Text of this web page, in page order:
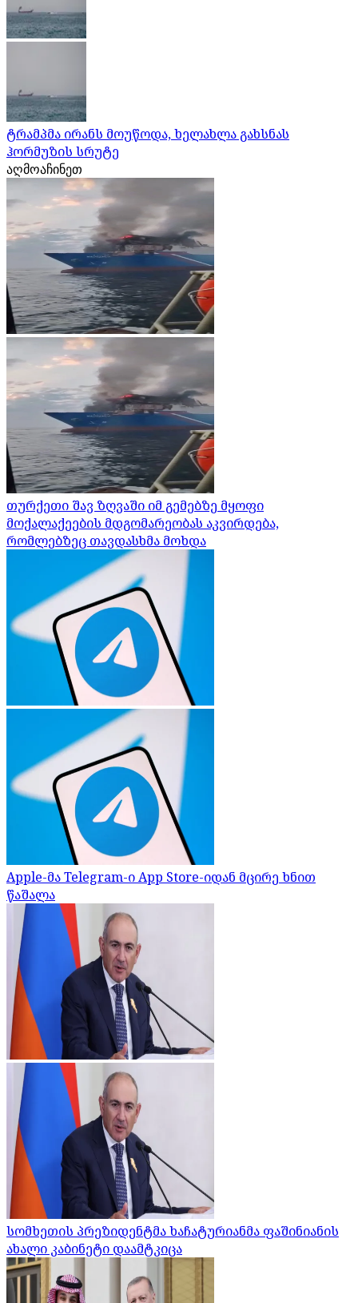
ტრამპმა ირანს მოუწოდა, ხელახლა გახსნას
ჰორმუზის სრუტე
აღმოაჩინეთ
თურქეთი შავ ზღვაში იმ გემებზე მყოფი
მოქალაქეების მდგომარეობას აკვირდება,
რომლებზეც თავდასხმა მოხდა
Apple-მა Telegram-ი App Store-იდან მცირე ხნით
წაშალა
სომხეთის პრეზიდენტმა ხაჩატურიანმა ფაშინიანის
ახალი კაბინეტი დაამტკიცა